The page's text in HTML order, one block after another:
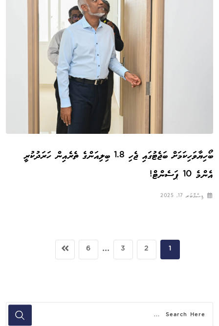
ބޯހިޔާވަހިކަމަށް ބަޖެޓުގައި ޖެހި 1.8 ބިލިއަންގެ ތެރެއިން ހަރަދުކުރީ
އެންމެ 10 ޕަސެންޓް!
ޑިސެމްބަރ 17, 2025
1
2
3
...
6